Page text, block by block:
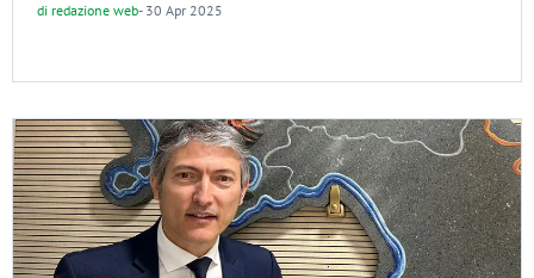
di redazione web- 30 Apr 2025